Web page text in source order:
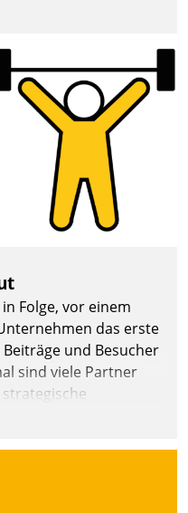
Folge, vor einem
das erste
und Besucher
sind viele Partner